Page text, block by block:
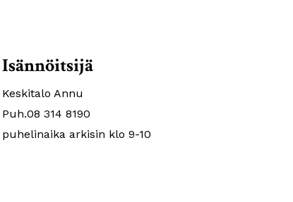
Isännöitsijä
Keskitalo Annu
Puh.08 314 8190
puhelinaika arkisin klo 9-10